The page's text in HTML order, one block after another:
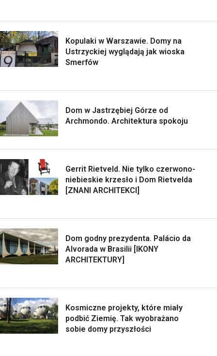
Kopulaki w Warszawie. Domy na
Ustrzyckiej wyglądają jak wioska
Smerfów
Dom w Jastrzębiej Górze od
Archmondo. Architektura spokoju
Gerrit Rietveld. Nie tylko czerwono-
niebieskie krzesło i Dom Rietvelda
[ZNANI ARCHITEKCI]
Dom godny prezydenta. Palácio da
Alvorada w Brasilii [IKONY
ARCHITEKTURY]
Kosmiczne projekty, które miały
podbić Ziemię. Tak wyobrażano
sobie domy przyszłości